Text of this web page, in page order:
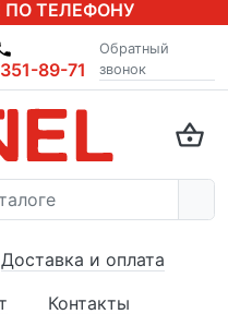
ТЕЛЕФОНУ
89-71
Обратный
звонок
Доставка и оплата
Контакты